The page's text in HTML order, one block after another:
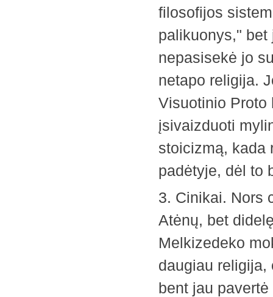
filosofijos
palikuonys,"
nepasisekė jo
netapo religija.
Visuotinio Proto
įsivaizduoti
stoicizmą, kada
padėtyje, dėl to
3. Cinikai. Nors
Atėnų, bet
Melkizedeko
daugiau
bent jau